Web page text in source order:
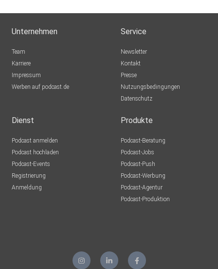
Unternehmen
Team
Karriere
Impressum
Werben auf podcast.de
Service
Newsletter
Kontakt
Presse
Nutzungsbedingungen
Datenschutz
Dienst
Podcast anmelden
Podcast hochladen
Podcast-Events
Registrierung
Anmeldung
Produkte
Podcast-Beratung
Podcast-Jobs
Podcast-Push
Podcast-Werbung
Podcast-Agentur
Podcast-Produktion